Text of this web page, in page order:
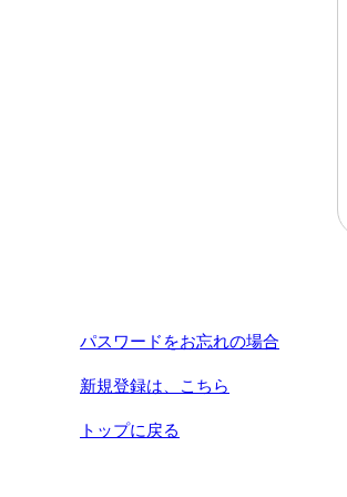
パスワードをお忘れの場合
新規登録は、こちら
トップに戻る